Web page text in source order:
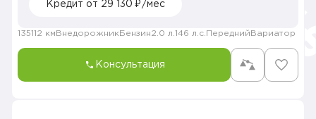
Кредит от 29 130 ₽/мес
135112 км Внедорожник Бензин2.0 л. 146 л.с. Передний Вариатор
Консультация